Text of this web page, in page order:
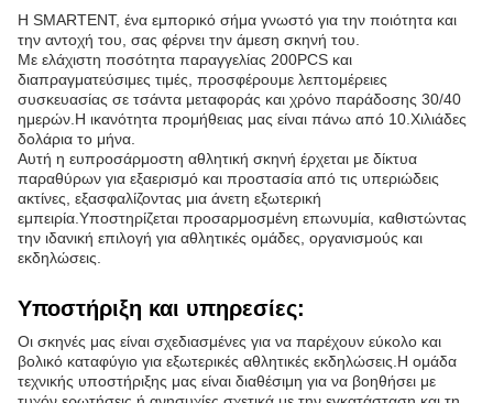
Η SMARTENT, ένα εμπορικό σήμα γνωστό για την ποιότητα και
την αντοχή του, σας φέρνει την άμεση σκηνή του.
Με ελάχιστη ποσότητα παραγγελίας 200PCS και
διαπραγματεύσιμες τιμές, προσφέρουμε λεπτομέρειες
συσκευασίας σε τσάντα μεταφοράς και χρόνο παράδοσης 30/40
ημερών.Η ικανότητα προμήθειας μας είναι πάνω από 10.Χιλιάδες
δολάρια το μήνα.
Αυτή η ευπροσάρμοστη αθλητική σκηνή έρχεται με δίκτυα
παραθύρων για εξαερισμό και προστασία από τις υπεριώδεις
ακτίνες, εξασφαλίζοντας μια άνετη εξωτερική
εμπειρία.Υποστηρίζεται προσαρμοσμένη επωνυμία, καθιστώντας
την ιδανική επιλογή για αθλητικές ομάδες, οργανισμούς και
εκδηλώσεις.
Υποστήριξη και υπηρεσίες:
Οι σκηνές μας είναι σχεδιασμένες για να παρέχουν εύκολο και
βολικό καταφύγιο για εξωτερικές αθλητικές εκδηλώσεις.Η ομάδα
τεχνικής υποστήριξης μας είναι διαθέσιμη για να βοηθήσει με